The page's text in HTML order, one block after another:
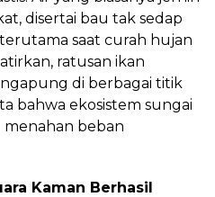
disertai bau tak sedap
saat curah hujan
ratusan ikan
di berbagai titik
bahwa ekosistem sungai
beban
Kaman Berhasil